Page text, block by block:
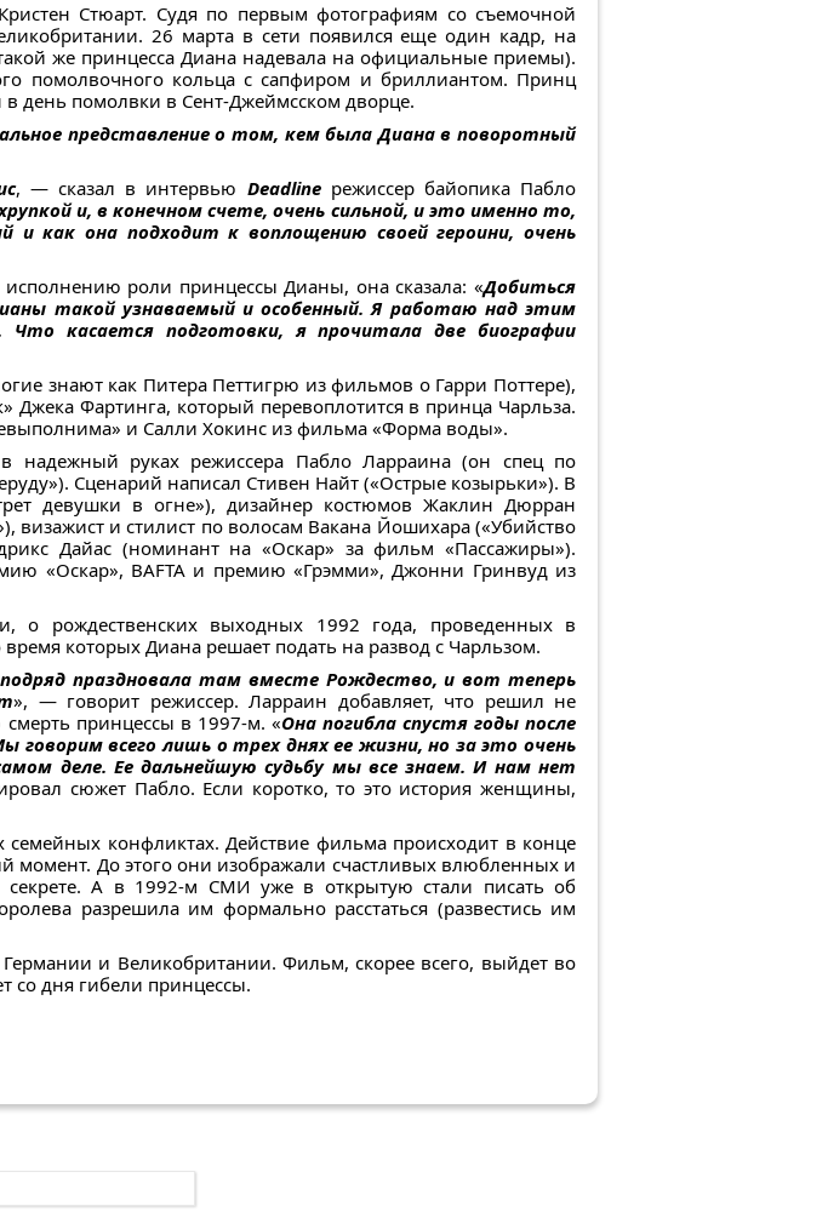
Стюарт. Судя по первым фотографиям со съемочной
26 марта в сети появился еще один кадр, на
же принцесса Диана надевала на официальные приемы).
помолвочного кольца с сапфиром и бриллиантом. Принц
день помолвки в Сент-Джеймсском дворце.
представление о том, кем была Диана в поворотный
, — сказал в интервью Deadline режиссер байопика Пабло
и, в конечном счете, очень сильной, и это именно то,
и как она подходит к воплощению своей героини, очень
исполнению роли принцессы Дианы, она сказала: «Добиться
такой узнаваемый и особенный. Я работаю над этим
касается подготовки, я прочитала две биографии
знают как Питера Петтигрю из фильмов о Гарри Поттере),
Фартинга, который перевоплотится в принца Чарльза.
и Салли Хокинс из фильма «Форма воды».
надежный руках режиссера Пабло Ларраина (он спец по
Сценарий написал Стивен Найт («Острые козырьки»). В
девушки в огне»), дизайнер костюмов Жаклин Дюрран
и стилист по волосам Вакана Йошихара («Убийство
Дайас (номинант на «Оскар» за фильм «Пассажиры»).
«Оскар», BAFTA и премию «Грэмми», Джонни Гринвуд из
о рождественских выходных 1992 года, проведенных в
которых Диана решает подать на развод с Чарльзом.
праздновала там вместе Рождество, и вот теперь
», — говорит режиссер. Ларраин добавляет, что решил не
принцессы в 1997-м. «Она погибла спустя годы после
всего лишь о трех днях ее жизни, но за это очень
деле. Ее дальнейшую судьбу мы все знаем. И нам нет
сюжет Пабло. Если коротко, то это история женщины,
конфликтах. Действие фильма происходит в конце
момент. До этого они изображали счастливых влюбленных и
А в 1992-м СМИ уже в открытую стали писать об
разрешила им формально расстаться (развестись им
и Великобритании. Фильм, скорее всего, выйдет во
со дня гибели принцессы.